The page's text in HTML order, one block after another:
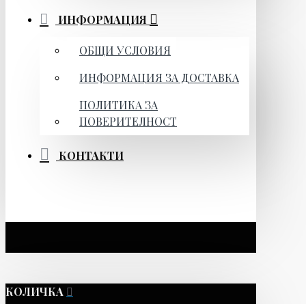
ИНФОРМАЦИЯ
ОБЩИ УСЛОВИЯ
ИНФОРМАЦИЯ ЗА ДОСТАВКА
ПОЛИТИКА ЗА
ПОВЕРИТЕЛНОСТ
КОНТАКТИ
КОЛИЧКА